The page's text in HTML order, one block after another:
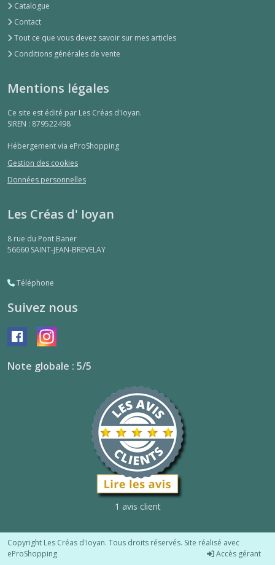
Catalogue
Contact
Tout ce que vous devez savoir sur mes articles
Conditions générales de vente
Mentions légales
Ce site est édité par Les Créas d'Ioyan.
SIREN : 879522498
Hébergement via eProShopping
Gestion des cookies
Données personnelles
Les Créas d' Ioyan
8 rue du Pont Baner
56660 SAINT-JEAN-BREVELAY
Téléphone
Suivez nous
Note globale : 5/5
1 avis client
Copyright Les Créas d'Ioyan. Tous droits réservés. Site réalisé avec
eProShopping
Accès gérant